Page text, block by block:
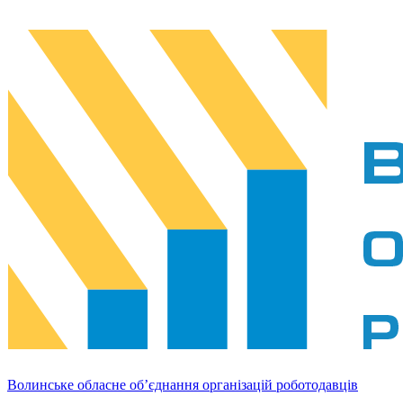
Волинське обласне об’єднання організацій роботодавців